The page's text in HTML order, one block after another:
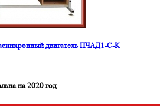
двигатель ПЧАД1-С-К
на 2020 год